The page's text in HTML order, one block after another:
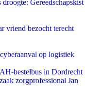
droogte: Gereedschapskist
vriend bezocht terecht
op logistiek
bestelbus in Dordrecht
zorgprofessional Jan